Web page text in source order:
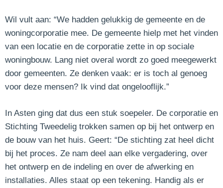
Wil vult aan: “We hadden gelukkig de gemeente en de
woningcorporatie mee. De gemeente hielp met het vinden
van een locatie en de corporatie zette in op sociale
woningbouw. Lang niet overal wordt zo goed meegewerkt
door gemeenten. Ze denken vaak: er is toch al genoeg
voor deze mensen? Ik vind dat ongelooflijk.”
In Asten ging dat dus een stuk soepeler. De corporatie en
Stichting Tweedelig trokken samen op bij het ontwerp en
de bouw van het huis. Geert: “De stichting zat heel dicht
bij het proces. Ze nam deel aan elke vergadering, over
het ontwerp en de indeling en over de afwerking en
installaties. Alles staat op een tekening. Handig als er